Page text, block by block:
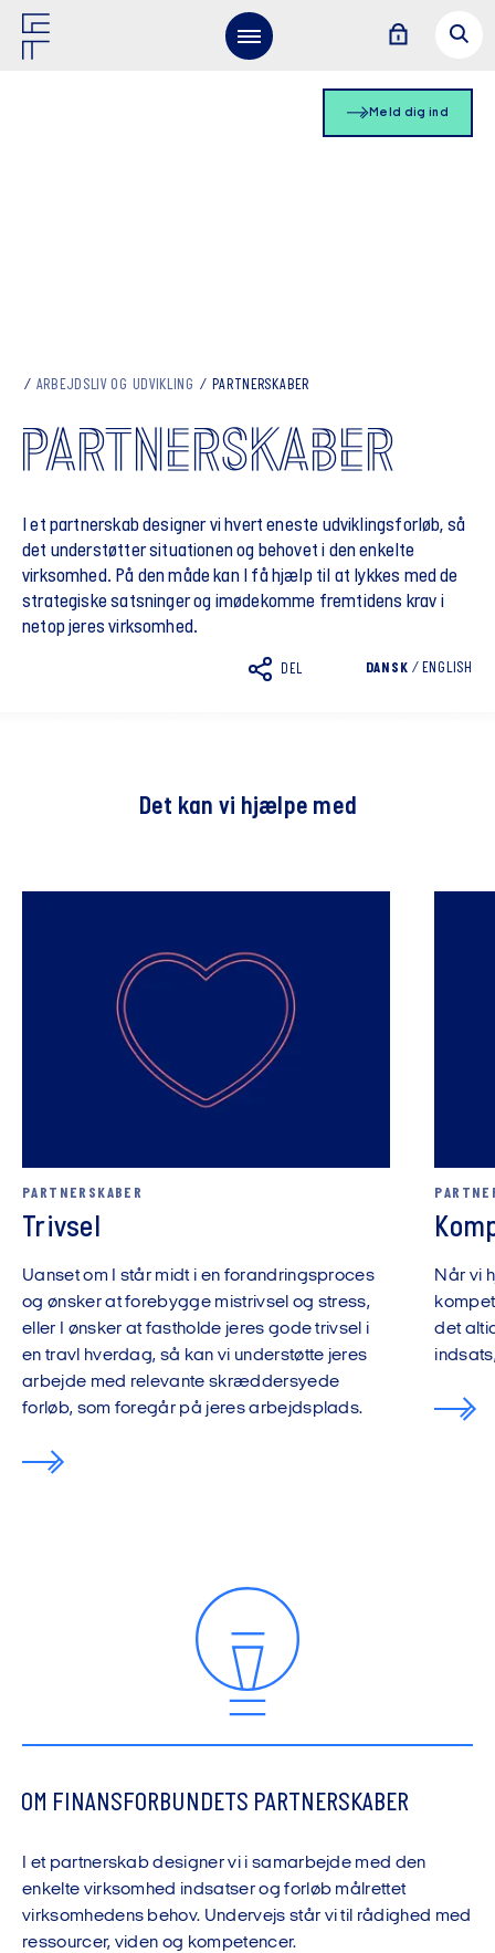
Meld dig ind
ARBEJDSLIV OG UDVIKLING PARTNERSKABER
PARTNERSKABER
I et partnerskab designer vi hvert eneste udviklingsforløb, så
det understøtter situationen og behovet i den enkelte
virksomhed. På den måde kan I få hjælp til at lykkes med de
strategiske satsninger og imødekomme fremtidens krav i
netop jeres virksomhed.
DEL DANSK / ENGLISH
Det kan vi hjælpe med
PARTNERSKABER
Trivsel
Uanset om I står midt i en forandringsproces
og ønsker at forebygge mistrivsel og stress,
eller I ønsker at fastholde jeres gode trivsel i
en travl hverdag, så kan vi understøtte jeres
arbejde med relevante skræddersyede
forløb, som foregår på jeres arbejdsplads.
Når vi
det
OM FINANSFORBUNDETS PARTNERSKABER
I et partnerskab designer vi i samarbejde med den
enkelte virksomhed indsatser og forløb målrettet
virksomhedens behov. Undervejs står vi til rådighed med
ressourcer, viden og kompetencer.